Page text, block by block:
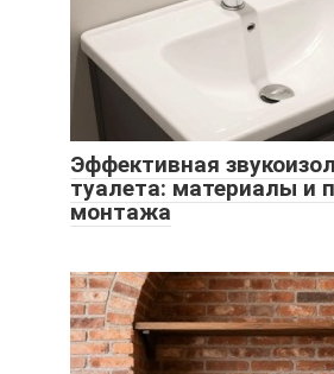
Эффективная
туалета: материалы и
монтажа